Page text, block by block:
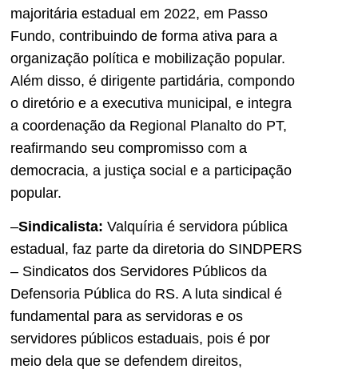
majoritária estadual em 2022, em Passo
Fundo, contribuindo de forma ativa para a
organização política e mobilização popular.
Além disso, é dirigente partidária, compondo
o diretório e a executiva municipal, e integra
a coordenação da Regional Planalto do PT,
reafirmando seu compromisso com a
democracia, a justiça social e a participação
popular.
–Sindicalista: Valquíria é servidora pública
estadual, faz parte da diretoria do SINDPERS
– Sindicatos dos Servidores Públicos da
Defensoria Pública do RS. A luta sindical é
fundamental para as servidoras e os
servidores públicos estaduais, pois é por
meio dela que se defendem direitos,